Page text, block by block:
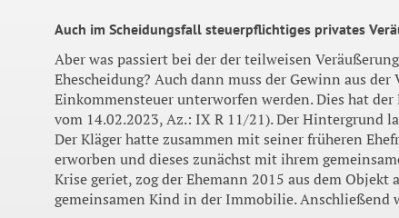
Auch im Scheidungsfall steuerpflichtiges privates
Aber was passiert bei der der teilweisen
Ehescheidung? Auch dann muss der Gewinn aus
Einkommensteuer unterworfen werden. Dies hat
vom 14.02.2023, Az.: IX R 11/21). Der Hintergrund
Der Kläger hatte zusammen mit seiner früheren
erworben und dieses zunächst mit ihrem
Krise geriet, zog der Ehemann 2015 aus dem Objekt
gemeinsamen Kind in der Immobilie. Anschließend